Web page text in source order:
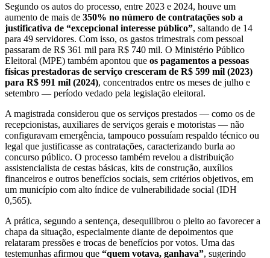
Segundo os autos do processo, entre 2023 e 2024, houve um
aumento de mais de 350% no número de contratações sob a
justificativa de “excepcional interesse público”, saltando de 14
para 49 servidores. Com isso, os gastos trimestrais com pessoal
passaram de R$ 361 mil para R$ 740 mil. O Ministério Público
Eleitoral (MPE) também apontou que os pagamentos a pessoas
físicas prestadoras de serviço cresceram de R$ 599 mil (2023)
para R$ 991 mil (2024), concentrados entre os meses de julho e
setembro — período vedado pela legislação eleitoral.
A magistrada considerou que os serviços prestados — como os de
recepcionistas, auxiliares de serviços gerais e motoristas — não
configuravam emergência, tampouco possuíam respaldo técnico ou
legal que justificasse as contratações, caracterizando burla ao
concurso público. O processo também revelou a distribuição
assistencialista de cestas básicas, kits de construção, auxílios
financeiros e outros benefícios sociais, sem critérios objetivos, em
um município com alto índice de vulnerabilidade social (IDH
0,565).
A prática, segundo a sentença, desequilibrou o pleito ao favorecer a
chapa da situação, especialmente diante de depoimentos que
relataram pressões e trocas de benefícios por votos. Uma das
testemunhas afirmou que “quem votava, ganhava”, sugerindo